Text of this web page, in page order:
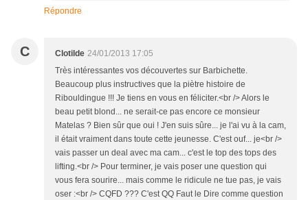
Répondre
C Clotilde 24/01/2013 17:05
Très intéressantes vos découvertes sur Barbichette.
Beaucoup plus instructives que la piètre histoire de
Ribouldingue !!! Je tiens en vous en féliciter.<br /> Alors le
beau petit blond... ne serait-ce pas encore ce monsieur
Matelas ? Bien sûr que oui ! J'en suis sûre... je l'ai vu à la cam,
il était vraiment dans toute cette jeunesse. C'est ouf... je<br />
vais passer un deal avec ma cam... c'est le top des tops des
lifting.<br /> Pour terminer, je vais poser une question qui
vous fera sourire... mais comme le ridicule ne tue pas, je vais
oser :<br /> CQFD ??? C'est QQ Faut le Dire comme question